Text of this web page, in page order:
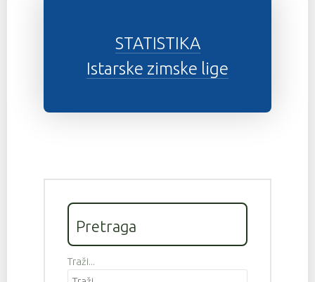
STATISTIKA
Istarske zimske lige
Pretraga
Traži...